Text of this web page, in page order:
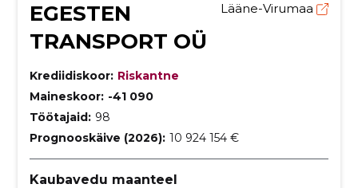
EGESTEN
TRANSPORT OÜ
Lääne-Virumaa
Krediidiskoor: Riskantne
Maineskoor: -41 090
Töötajaid: 98
Prognooskäive (2026): 10 924 154 €
Kaubavedu maanteel